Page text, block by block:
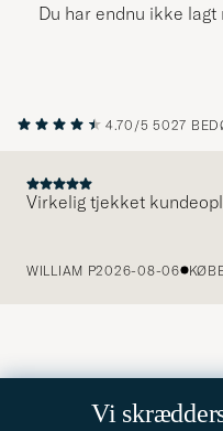
Du har endnu ikke lagt
4.70/5 5027
Virkelig tjekket
WILLIAM P2026-08-06
Vi